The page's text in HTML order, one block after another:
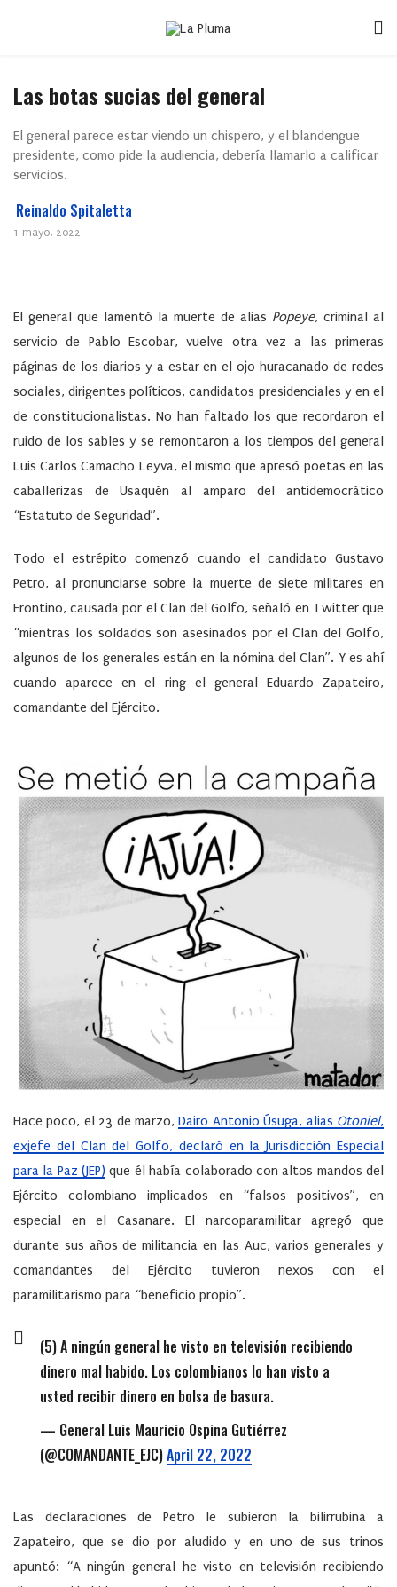
Las botas sucias del general
El general parece estar viendo un chispero, y el blandengue
presidente, como pide la audiencia, debería llamarlo a calificar
servicios.
Reinaldo Spitaletta
1 mayo, 2022
El general que lamentó la muerte de alias Popeye, criminal al
servicio de Pablo Escobar, vuelve otra vez a las primeras
páginas de los diarios y a estar en el ojo huracanado de redes
sociales, dirigentes políticos, candidatos presidenciales y en el
de constitucionalistas. No han faltado los que recordaron el
ruido de los sables y se remontaron a los tiempos del general
Luis Carlos Camacho Leyva, el mismo que apresó poetas en las
caballerizas de Usaquén al amparo del antidemocrático
“Estatuto de Seguridad”.
Todo el estrépito comenzó cuando el candidato Gustavo
Petro, al pronunciarse sobre la muerte de siete militares en
Frontino, causada por el Clan del Golfo, señaló en Twitter que
“mientras los soldados son asesinados por el Clan del Golfo,
algunos de los generales están en la nómina del Clan”. Y es ahí
cuando aparece en el ring el general Eduardo Zapateiro,
comandante del Ejército.
Hace poco, el 23 de marzo,Dairo Antonio Úsuga, alias Otoniel,
exjefe del Clan del Golfo, declaró en la Jurisdicción Especial
para la Paz (JEP) que él había colaborado con altos mandos del
Ejército colombiano implicados en “falsos positivos”, en
especial en el Casanare. El narcoparamilitar agregó que
durante sus años de militancia en las Auc, varios generales y
comandantes del Ejército tuvieron nexos con el
paramilitarismo para “beneficio propio”.
(5) A ningún general he visto en televisión recibiendo
dinero mal habido. Los colombianos lo han visto a
usted recibir dinero en bolsa de basura.
— General Luis Mauricio Ospina Gutiérrez
(@COMANDANTE_EJC)April 22, 2022
Las declaraciones de Petro le subieron la bilirrubina a
Zapateiro, que se dio por aludido y en uno de sus trinos
apuntó: “A ningún general he visto en televisión recibiendo